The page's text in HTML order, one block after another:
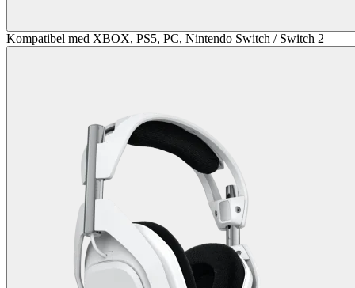
Kompatibel med XBOX, PS5, PC, Nintendo Switch / Switch 2